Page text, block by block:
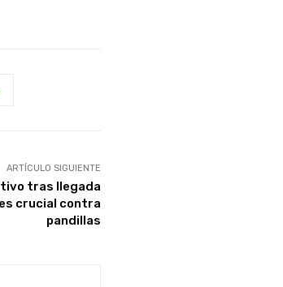
ARTÍCULO SIGUIENTE
tras llegada
crucial contra
pandillas